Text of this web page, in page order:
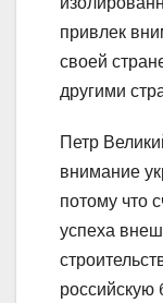
привлек
своей
другими
Петр
внимание
потому что
успеха
российскую